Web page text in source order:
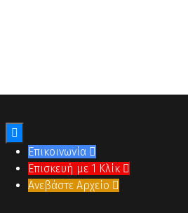

Επικοινωνία 
Επισκευή με 1 Κλίκ 
Ανεβάστε Αρχείο 